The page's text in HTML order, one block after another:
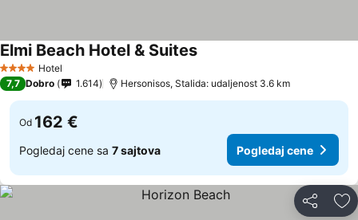
4 ZvezdiceHotel
Elmi Beach Hotel & Suites
7,7 Dobro 1.614 Hersonisos, Stalida: udaljenost 3.6 km
Od 162 €
Pogledaj cene sa 7 sajtova Pogledaj cene
Deli